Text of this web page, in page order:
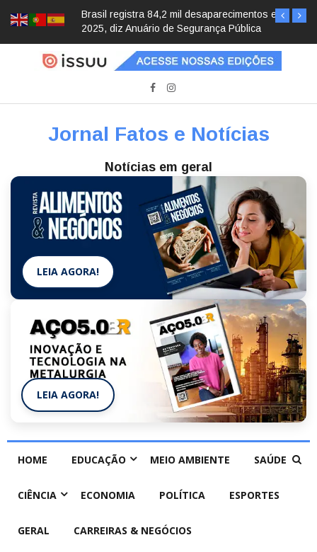
Brasil registra 84,2 mil desaparecimentos em
2025, diz Anuário de Segurança Pública
Jornal Fatos e Notícias
Notícias em geral
LEIA AGORA!
LEIA AGORA!
HOME EDUCAÇÃO MEIO AMBIENTE SAÚDE
CIÊNCIA ECONOMIA POLÍTICA ESPORTES
GERAL CARREIRAS & NEGÓCIOS